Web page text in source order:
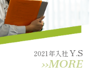
2021年入社Y.S
››MORE